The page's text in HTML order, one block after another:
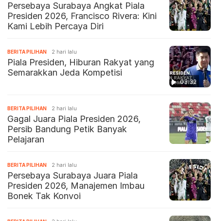
Persebaya Surabaya Angkat Piala
Presiden 2026, Francisco Rivera: Kini
Kami Lebih Percaya Diri
03:32
BERITA PILIHAN 2 hari lalu
Piala Presiden, Hiburan Rakyat yang
Semarakkan Jeda Kompetisi
BERITA PILIHAN 2 hari lalu
Gagal Juara Piala Presiden 2026,
Persib Bandung Petik Banyak
Pelajaran
BERITA PILIHAN 2 hari lalu
Persebaya Surabaya Juara Piala
Presiden 2026, Manajemen Imbau
Bonek Tak Konvoi